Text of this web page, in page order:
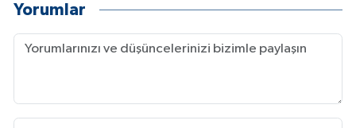
Yorumlar